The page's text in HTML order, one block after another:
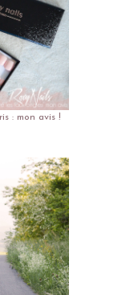
: mon avis !